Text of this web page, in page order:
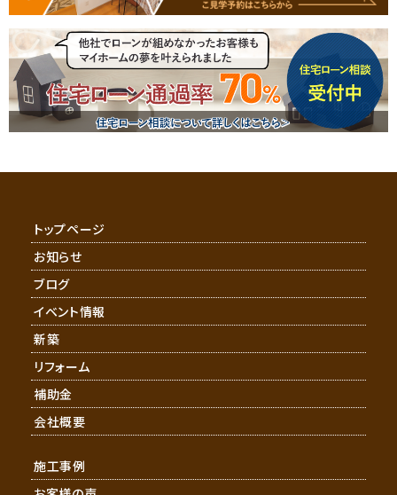
トップページ
お知らせ
ブログ
イベント情報
新築
リフォーム
補助金
会社概要
施工事例